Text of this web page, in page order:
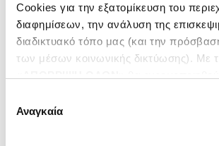
Cookies για την εξατομίκευση του
διαφημίσεων, την ανάλυση της
διαδικτυακό τόπο μας (και την
των μέσων κοινωνικής δικτύωσης). Με
το κουμπί «
» θα
και τους διαφορετικούς
συγκατάθεσης
Αναγκαία
Έργα